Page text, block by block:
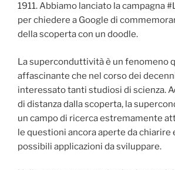
1911. Abbiamo lanciato la campagna
per chiedere a Google di
della scoperta con un doodle.
La superconduttività è un fenomeno
affascinante che nel corso dei
interessato tanti studiosi di scienza.
di distanza dalla scoperta, la
un campo di ricerca estremamente
le questioni ancora aperte da chiarire
possibili applicazioni da sviluppare.